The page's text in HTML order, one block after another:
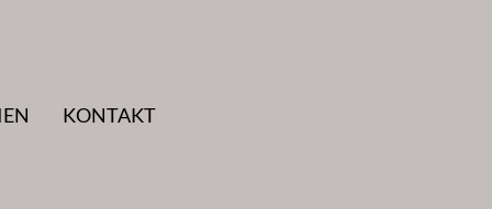
KONTAKT